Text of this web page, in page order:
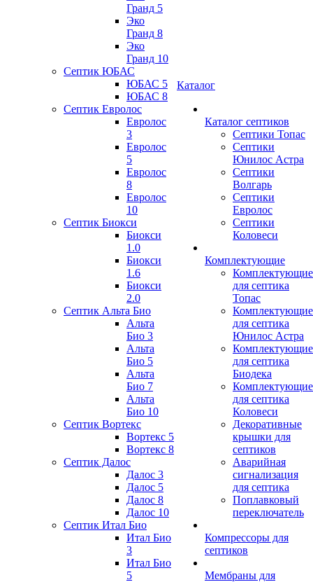
Гранд 5
Эко
Гранд 8
Эко
Гранд 10
Септик ЮБАС
ЮБАС 5
ЮБАС 8
Септик Евролос
Евролос
3
Евролос
5
Евролос
8
Евролос
10
Септик Биокси
Биокси
1.0
Биокси
1.6
Биокси
2.0
Септик Альта Био
Альта
Био 3
Альта
Био 5
Альта
Био 7
Альта
Био 10
Септик Вортекс
Вортекс 5
Вортекс 8
Септик Далос
Далос 3
Далос 5
Далос 8
Далос 10
Септик Итал Био
Итал Био
3
Итал Био
5
Каталог
Каталог септиков
Септики Топас
Септики
Юнилос Астра
Септики
Волгарь
Септики
Евролос
Септики
Коловеси
Комплектующие
Комплектующие
для септика
Топас
Комплектующие
для септика
Юнилос Астра
Комплектующие
для септика
Биодека
Комплектующие
для септика
Коловеси
Декоративные
крышки для
септиков
Аварийная
сигнализация
для септика
Поплавковый
переключатель
Компрессоры для
септиков
Мембраны для